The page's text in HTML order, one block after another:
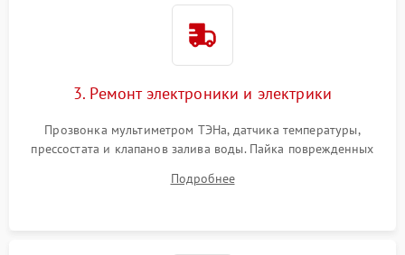
3. Ремонт электроники и электрики
Прозвонка мультиметром ТЭНа, датчика температуры,
прессостата и клапанов залива воды. Пайка поврежденных
Восстановление целостности проводки и контактов.
Подробнее